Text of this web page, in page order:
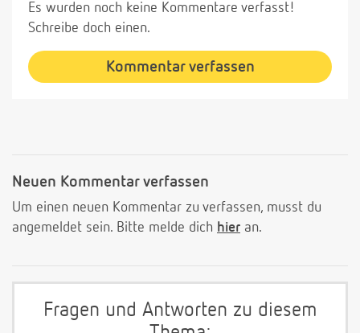
Es wurden noch keine Kommentare verfasst!
Schreibe doch einen.
Kommentar verfassen
Neuen Kommentar verfassen
Um einen neuen Kommentar zu verfassen, musst du
angemeldet sein. Bitte melde dich hier an.
Fragen und Antworten zu diesem